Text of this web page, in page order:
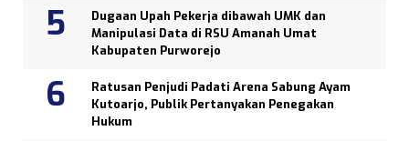
Dugaan Upah Pekerja dibawah UMK dan
Manipulasi Data di RSU Amanah Umat
Kabupaten Purworejo
Ratusan Penjudi Padati Arena Sabung Ayam
Kutoarjo, Publik Pertanyakan Penegakan
Hukum